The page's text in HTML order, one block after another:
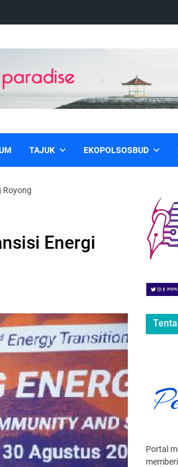
TAJUK EKOPOLSOSBUD
Royong
Energi
Portal